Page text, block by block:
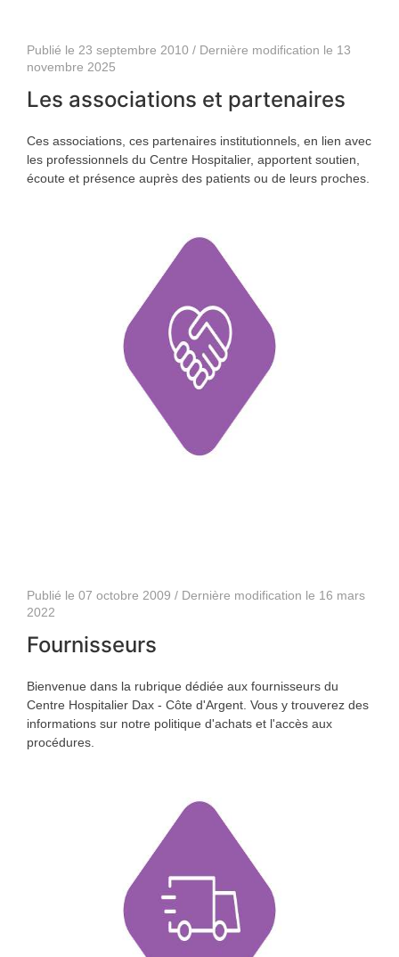
Publié le 23 septembre 2010 / Dernière modification le 13
novembre 2025
Les associations et partenaires
Ces associations, ces partenaires institutionnels, en lien avec
les professionnels du Centre Hospitalier, apportent soutien,
écoute et présence auprès des patients ou de leurs proches.
Publié le 07 octobre 2009 / Dernière modification le 16 mars
2022
Fournisseurs
Bienvenue dans la rubrique dédiée aux fournisseurs du
Centre Hospitalier Dax - Côte d'Argent. Vous y trouverez des
informations sur notre politique d'achats et l'accès aux
procédures.